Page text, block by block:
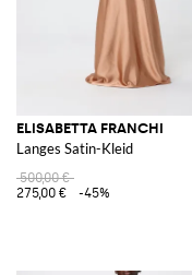
ELISABETTA FRANCHI
Langes Satin-Kleid
500,00 €
275,00 €
-45%